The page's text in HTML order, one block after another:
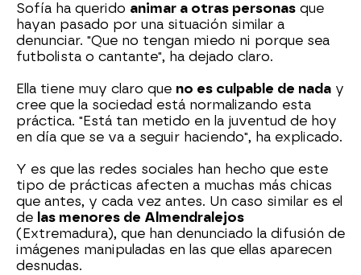
Sofía ha querido animar a otras personas que
hayan pasado por una situación similar a
denunciar. "Que no tengan miedo ni porque sea
futbolista o cantante", ha dejado claro.
Ella tiene muy claro que no es culpable de nada y
cree que la sociedad está normalizando esta
práctica. "Está tan metido en la juventud de hoy
en día que se va a seguir haciendo", ha explicado.
Y es que las redes sociales han hecho que este
tipo de prácticas afecten a muchas más chicas
que antes, y cada vez antes. Un caso similar es el
de las menores de Almendralejos
(Extremadura), que han denunciado la difusión de
imágenes manipuladas en las que ellas aparecen
desnudas.